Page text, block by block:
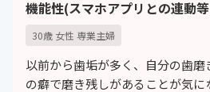
機能性(スマホアプリとの連動
30歳 女性 専業主婦
以前から歯垢が多く、自分の歯磨
の癖で磨き残しがあることが気に